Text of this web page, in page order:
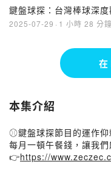
鍵盤球探：台灣棒球深度
2025-07-29 · 1 小時 28 分鐘
在
本集介紹
⚾鍵盤球探節目的運作
每月一頓午餐錢，讓我
👉https://